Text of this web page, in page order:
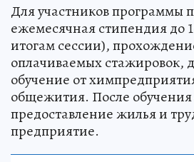
Для участников программы
ежемесячная стипендия до
итогам сессии),
оплачиваемых стажировок,
обучение от
общежития. После
предоставление жилья и
предприятие.